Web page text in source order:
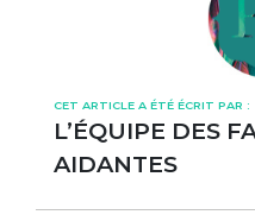
CET ARTICLE A ÉTÉ ÉCRIT PAR :
L’ÉQUIPE DES
AIDANTES